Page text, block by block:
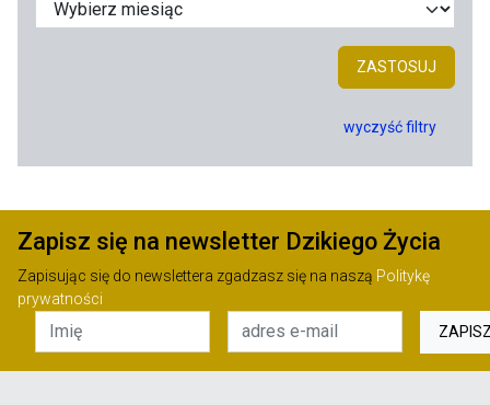
ZASTOSUJ
wyczyść filtry
Zapisz się na newsletter Dzikiego Życia
Zapisując się do newslettera zgadzasz się na naszą Politykę
prywatności